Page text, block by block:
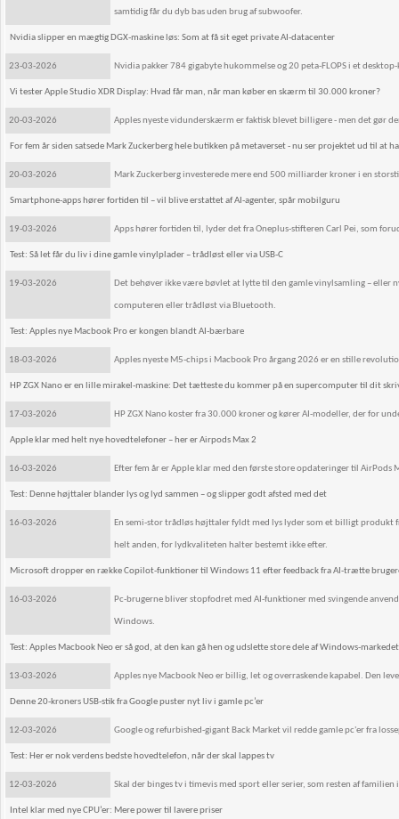
samtidig får du dyb bas uden brug af subwoofer.
Nvidia slipper en mægtig DGX-maskine løs: Som at få sit eget private AI-datacenter
23-03-2026 Nvidia pakker 784 gigabyte hukommelse og 20 peta-FLOPS i et
Vi tester Apple Studio XDR Display: Hvad får man, når man køber en skærm til 30.000 kroner?
20-03-2026 Apples nyeste vidunderskærm er faktisk blevet billigere - men det gør
For fem år siden satsede Mark Zuckerberg hele butikken på metaverset - nu ser projektet ud til at
20-03-2026 Mark Zuckerberg investerede mere end 500 milliarder kroner i en
Smartphone-apps hører fortiden til – vil blive erstattet af AI-agenter, spår mobilguru
19-03-2026 Apps hører fortiden til, lyder det fra Oneplus-stifteren Carl Pei, som
Test: Så let får du liv i dine gamle vinylplader – trådløst eller via USB-C
19-03-2026 Det behøver ikke være bøvlet at lytte til den gamle vinylsamling – eller
computeren eller trådløst via Bluetooth.
Test: Apples nye Macbook Pro er kongen blandt AI-bærbare
18-03-2026 Apples nyeste M5-chips i Macbook Pro årgang 2026 er en stille
HP ZGX Nano er en lille mirakel-maskine: Det tætteste du kommer på en supercomputer til dit
17-03-2026 HP ZGX Nano koster fra 30.000 kroner og kører AI-modeller, der for
Apple klar med helt nye hovedtelefoner – her er Airpods Max 2
16-03-2026 Efter fem år er Apple klar med den første store opdateringer til AirPods
Test: Denne højttaler blander lys og lyd sammen – og slipper godt afsted med det
16-03-2026 En semi-stor trådløs højttaler fyldt med lys lyder som et billigt produkt
helt anden, for lydkvaliteten halter bestemt ikke efter.
Microsoft dropper en række Copilot-funktioner til Windows 11 efter feedback fra AI-trætte
16-03-2026 Pc-brugerne bliver stopfodret med AI-funktioner med svingende
Windows.
Test: Apples Macbook Neo er så god, at den kan gå hen og udslette store dele af Windows-markedet
13-03-2026 Apples nye Macbook Neo er billig, let og overraskende kapabel. Den
Denne 20-kroners USB-stik fra Google puster nyt liv i gamle pc’er
12-03-2026 Google og refurbished-gigant Back Market vil redde gamle pc'er fra
Test: Her er nok verdens bedste hovedtelefon, når der skal lappes tv
12-03-2026 Skal der binges tv i timevis med sport eller serier, som resten af
Intel klar med nye CPU’er: Mere power til lavere priser